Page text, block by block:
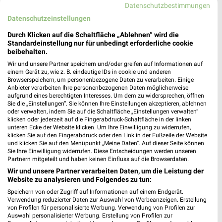
3,2 km
Angebote ab 08.08.
Gültig bis Fr. 21.08.
3,7 km
Herbstliche Deko-Woche
Gültig bis Di. 01.09.
Tchibo Kik
Datenschutzbestimmungen
Datenschutzeinstellungen
Durch Klicken auf die Schaltfläche „Ablehnen“ wird die
Standardeinstellung nur für unbedingt erforderliche cookie
beibehalten.
Wir und unsere Partner speichern und/oder greifen auf Informationen auf
einem Gerät zu, wie z. B. eindeutige IDs in cookie und anderen
Browserspeichern, um personenbezogene Daten zu verarbeiten. Einige
Anbieter verarbeiten Ihre personenbezogenen Daten möglicherweise
aufgrund eines berechtigten Interesses. Um dem zu widersprechen, öffnen
Sie die „Einstellungen“. Sie können Ihre Einstellungen akzeptieren, ablehnen
oder verwalten, indem Sie auf die Schaltfläche „Einstellungen verwalten“
klicken oder jederzeit auf die Fingerabdruck-Schaltfläche in der linken
unteren Ecke der Website klicken. Um Ihre Einwilligung zu widerrufen,
klicken Sie auf den Fingerabdruck oder den Link in der Fußzeile der Website
und klicken Sie auf den Menüpunkt „Meine Daten“. Auf dieser Seite können
Sie Ihre Einwilligung widerrufen. Diese Entscheidungen werden unseren
Partnern mitgeteilt und haben keinen Einfluss auf die Browserdaten.
Wir und unsere Partner verarbeiten Daten, um die Leistung der
Website zu analysieren und Folgendes zu tun:
Speichern von oder Zugriff auf Informationen auf einem Endgerät.
Verwendung reduzierter Daten zur Auswahl von Werbeanzeigen. Erstellung
von Profilen für personalisierte Werbung. Verwendung von Profilen zur
Auswahl personalisierter Werbung. Erstellung von Profilen zur